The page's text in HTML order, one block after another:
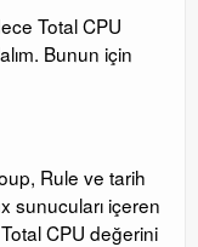
Total CPU
Bunun için
Rule ve tarih
sunucuları içeren
CPU değerini